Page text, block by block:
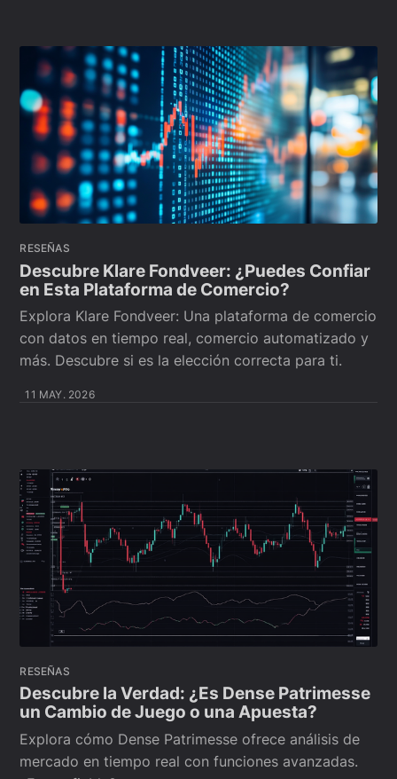
RESEÑAS
Descubre Klare Fondveer: ¿Puedes Confiar
en Esta Plataforma de Comercio?
Explora Klare Fondveer: Una plataforma de comercio
con datos en tiempo real, comercio automatizado y
más. Descubre si es la elección correcta para ti.
11 MAY. 2026
RESEÑAS
Descubre la Verdad: ¿Es Dense Patrimesse
un Cambio de Juego o una Apuesta?
Explora cómo Dense Patrimesse ofrece análisis de
mercado en tiempo real con funciones avanzadas.